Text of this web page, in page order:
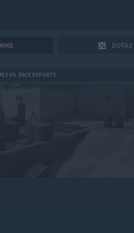
DOTA2
VS. ENCE ESPORTS